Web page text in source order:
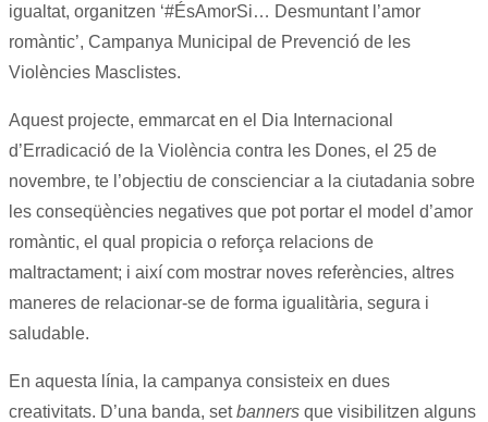
igualtat, organitzen ‘#ÉsAmorSi… Desmuntant l’amor
romàntic’, Campanya Municipal de Prevenció de les
Violències Masclistes.
Aquest projecte, emmarcat en el Dia Internacional
d’Erradicació de la Violència contra les Dones, el 25 de
novembre, te l’objectiu de conscienciar a la ciutadania sobre
les conseqüències negatives que pot portar el model d’amor
romàntic, el qual propicia o reforça relacions de
maltractament; i així com mostrar noves referències, altres
maneres de relacionar-se de forma igualitària, segura i
saludable.
En aquesta línia, la campanya consisteix en dues
creativitats. D’una banda, setbanners que visibilitzen alguns